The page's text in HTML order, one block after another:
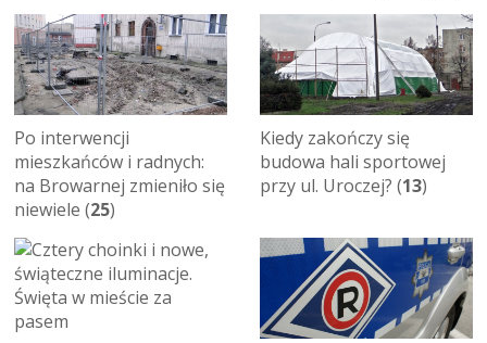
Po interwencji
mieszkańców i radnych:
na Browarnej zmieniło się
niewiele (25)
Kiedy zakończy się
budowa hali sportowej
przy ul. Uroczej? (13)